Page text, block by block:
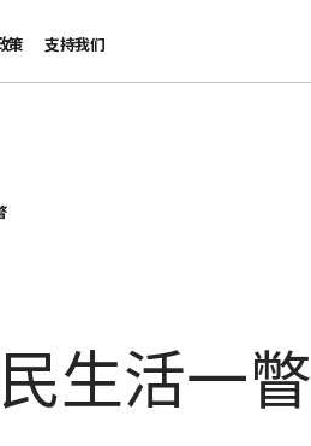
策 支持我们
生活一瞥